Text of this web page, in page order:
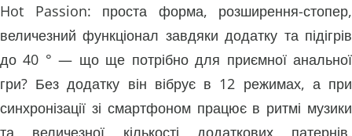
Hot Passion: проста форма, розширення-стопер,
величезний функціонал завдяки додатку та підігрів
до 40 ° — що ще потрібно для приємної анальної
гри? Без додатку він вібрує в 12 режимах, а при
синхронізації зі смартфоном працює в ритмі музики
та величезної кількості додаткових патернів,